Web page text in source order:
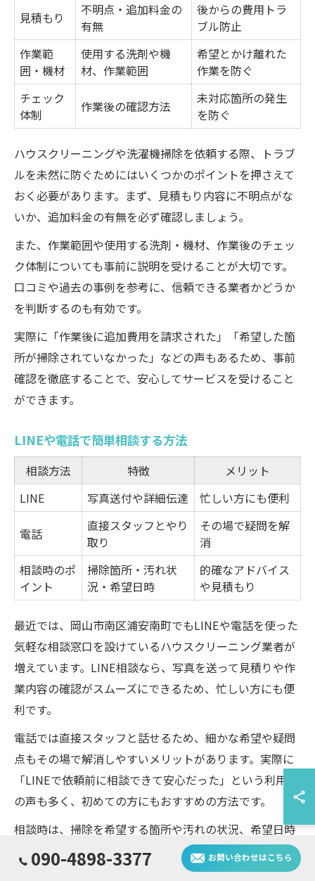
見積もり
不明点・追加料金の
有無
後からの費用トラ
ブル防止
作業範
囲・機材
使用する洗剤や機
材、作業範囲
希望とかけ離れた
作業を防ぐ
チェック
体制
作業後の確認方法
未対応箇所の発生
を防ぐ
ハウスクリーニングや洗濯機掃除を依頼する際、トラブ
ルを未然に防ぐためにはいくつかのポイントを押さえて
おく必要があります。まず、見積もり内容に不明点がな
いか、追加料金の有無を必ず確認しましょう。
また、作業範囲や使用する洗剤・機材、作業後のチェッ
ク体制についても事前に説明を受けることが大切です。
口コミや過去の事例を参考に、信頼できる業者かどうか
を判断するのも有効です。
実際に「作業後に追加費用を請求された」「希望した箇
所が掃除されていなかった」などの声もあるため、事前
確認を徹底することで、安心してサービスを受けること
ができます。
LINEや電話で簡単相談する方法
相談方法 特徴
メリット
LINE
写真送付や詳細伝達 忙しい方にも便利
電話
直接スタッフとやり
取り
その場で疑問を解
消
相談時のポ
イント
掃除箇所・汚れ状
況・希望日時
的確なアドバイス
や見積もり
最近では、岡山市南区浦安南町でもLINEや電話を使った
気軽な相談窓口を設けているハウスクリーニング業者が
増えています。LINE相談なら、写真を送って見積りや作
業内容の確認がスムーズにできるため、忙しい方にも便
利です。
電話では直接スタッフと話せるため、細かな希望や疑問
点もその場で解消しやすいメリットがあります。実際に
「LINEで依頼前に相談できて安心だった」という利用者
の声も多く、初めての方にもおすすめの方法です。
相談時は、掃除を希望する箇所や汚れの状況、希望日時
などを具体的に伝えることで、より的確なアドバイスや
見積りを受けることができます。
090-4898-3377 お問い合わせはこちら